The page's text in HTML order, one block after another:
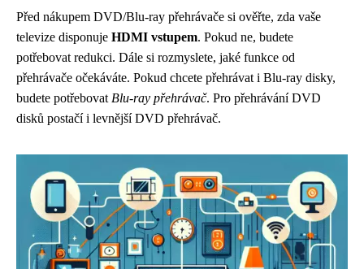
Před nákupem DVD/Blu-ray přehrávače si ověřte, zda vaše
televize disponuje HDMI vstupem. Pokud ne, budete
potřebovat redukci. Dále si rozmyslete, jaké funkce od
přehrávače očekáváte. Pokud chcete přehrávat i Blu-ray disky,
budete potřebovat Blu-ray přehrávač. Pro přehrávání DVD
disků postačí i levnější DVD přehrávač.